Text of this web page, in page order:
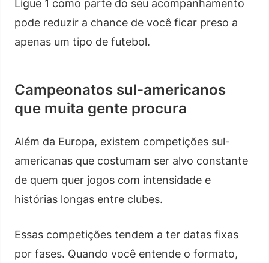
Ligue 1 como parte do seu acompanhamento
pode reduzir a chance de você ficar preso a
apenas um tipo de futebol.
Campeonatos sul-americanos
que muita gente procura
Além da Europa, existem competições sul-
americanas que costumam ser alvo constante
de quem quer jogos com intensidade e
histórias longas entre clubes.
Essas competições tendem a ter datas fixas
por fases. Quando você entende o formato,